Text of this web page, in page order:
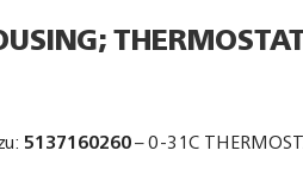
5137160260– 0-31C